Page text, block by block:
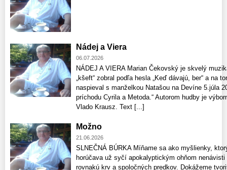
Nádej a Viera
06.07.2026
NÁDEJ A VIERA Marian Čekovský je skvelý
„kšeft“ zobral podľa hesla „Keď dávajú, ber“ a na
naspieval s manželkou Natašou na Devíne 5.júla
príchodu Cyrila a Metoda.“ Autorom hudby je
Vlado Krausz. Text [...]
Možno
21.06.2026
SLNEČNÁ BÚRKA Míňame sa ako myšlienky,
horúčava už syčí apokalyptickým ohňom
rovnakú krv a spoločných predkov. Dokážeme